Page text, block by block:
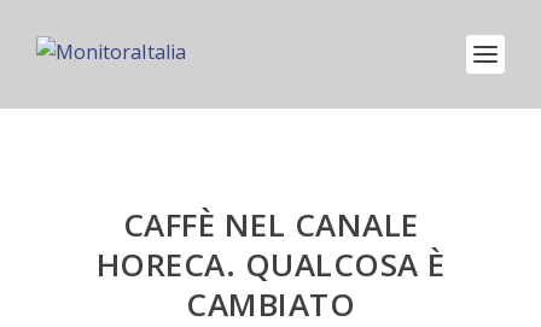
CAFFÈ NEL CANALE
HORECA. QUALCOSA È
CAMBIATO